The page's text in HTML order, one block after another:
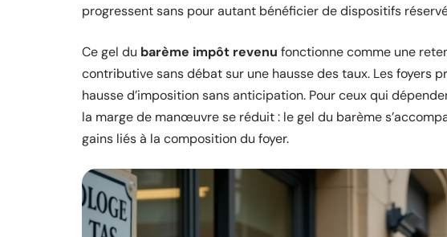
progressent sans pour autant bénéficier de dispositifs
Ce gel du barème impôt revenu fonctionne comme une
contributive sans débat sur une hausse des taux. Les foyers
hausse d’imposition sans anticipation. Pour ceux qui
la marge de manœuvre se réduit : le gel du barème
gains liés à la composition du foyer.